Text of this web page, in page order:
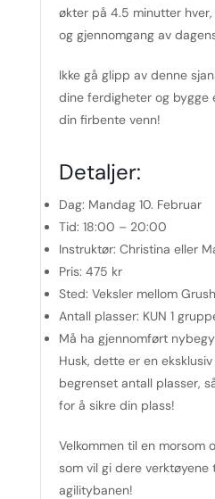
økter på 4.5 minutter
og gjennomgang av
Ikke gå glipp av denne
dine ferdigheter og bygge
din firbente venn!
Detaljer:
Dag: Mandag 10. Februar
Tid: 18:00 – 20:00
Instruktør: Christina eller
Pris: 475 kr
Sted: Veksler mellom
Antall plasser: KUN 1
Må ha gjennomført
Husk, dette er en
begrenset antall plasser,
for å sikre din plass!
Velkommen til en morsom
som vil gi dere verktøyene
agilitybanen!